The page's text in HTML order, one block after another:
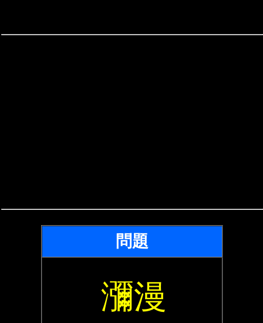
問題
瀰漫